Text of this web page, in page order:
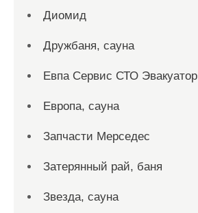
Диомид
Дружбаня, сауна
Евпа Сервис СТО Эвакуатор
Европа, сауна
Запчасти Мерседес
Затерянный рай, баня
Звезда, сауна